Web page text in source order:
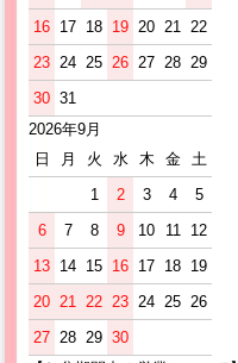
16 17 18 19 20 21
22
23 24 25 26 27 28 29
30 31
2026年9月
日
月 火 水 木 金
土
1
2 3 4
5
6
7 8 9 10 11
12
13 14 15 16 17 18 19
20 21 22 23 24 25 26
27 28 29 30